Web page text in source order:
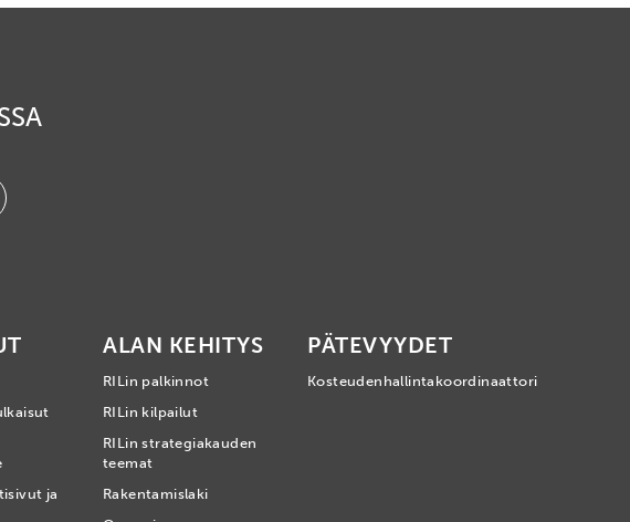
ja
ALAN KEHITYS
RILin palkinnot
RILin kilpailut
RILin strategiakauden
teemat
Rakentamislaki
PÄTEVYYDET
Kosteudenhallintakoordinaattori